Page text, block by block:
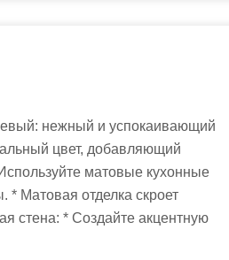
нежный и успокаивающий
цвет, добавляющий
матовые кухонные
Матовая отделка скроет
стена: * Создайте акцентную